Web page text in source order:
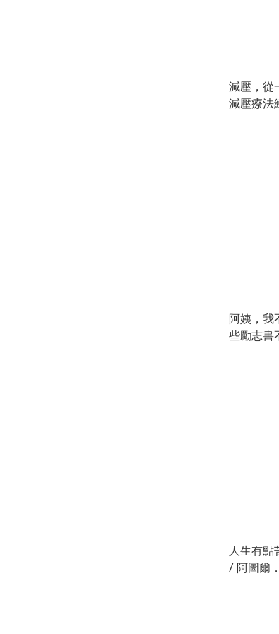
減壓，從
減壓療法
阿姨，
些勵志書
人生有點
/ 阿圖爾